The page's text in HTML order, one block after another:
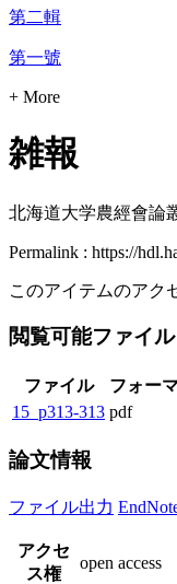
第二輯
第一號
+ More
雑報
北海道大学農經會論
Permalink : https://
このアイテムのアク
閲覧可能ファイル
ファイル フォー
15_p313-313 pdf
論文情報
ファイル出力
アクセ
ス権
open access